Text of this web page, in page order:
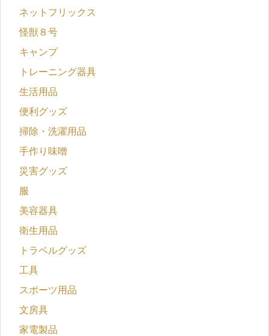
ネットフリックス
怪獣８号
キャンプ
トレーニング器具
生活用品
便利グッズ
掃除・洗濯用品
手作り味噌
災害グッズ
服
美容器具
衛生用品
トラベルグッズ
工具
スポーツ用品
文房具
家電製品